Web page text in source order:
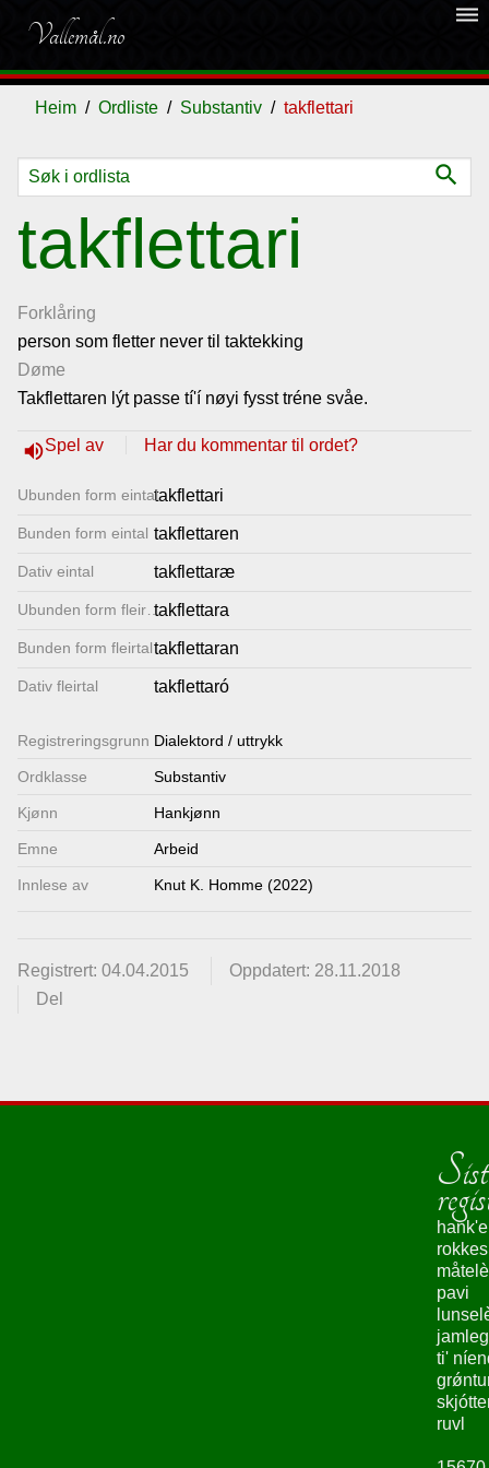
Vallemål.no
dehaze
Heim Ordliste Substantiv takflettari
search
takflettari
Forklåring
person som fletter never til taktekking
Døme
Takflettaren lýt passe tí'í nøyi fysst tréne svåe.
volume_upSpel av Har du kommentar til ordet?
Ubunden form eintaltakflettari
Bunden form eintal takflettaren
Dativ eintal takflettaræ
Ubunden form fleirtal
takflettara
Bunden form fleirtaltakflettaran
Dativ fleirtal takflettaró
Registrerings­grunn Dialektord / uttrykk
Ordklasse Substantiv
Kjønn Hankjønn
Emne Arbeid
Innlese av Knut K. Homme (2022)
Registrert: 04.04.2015
Oppdatert: 28.11.2018
Del
Ordliste
Om
vallemålet
Gjestebok
Nyhende
Lenkjer
oss
hank'e
pavi
ti'
ruvl